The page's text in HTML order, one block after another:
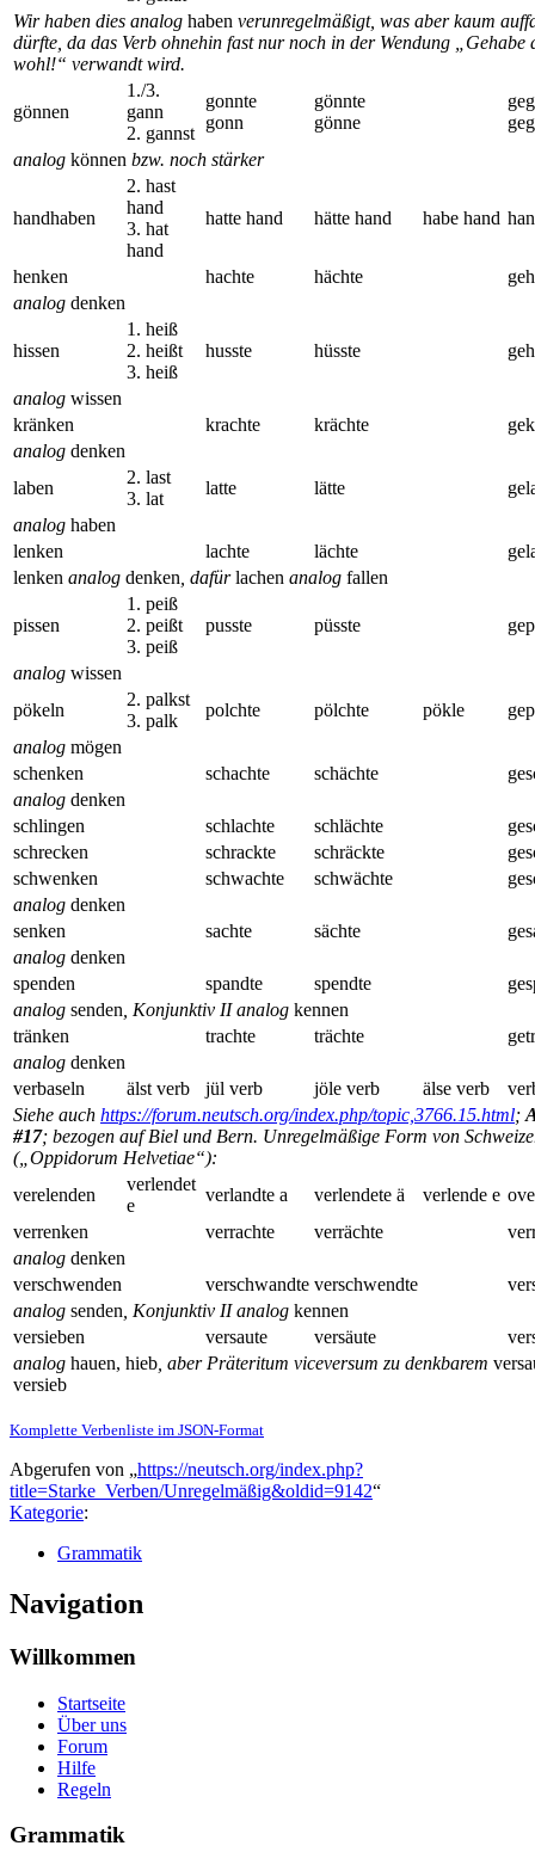
Wir haben dies analog haben verunregelmäßigt, was aber kaum
dürfte, da das Verb ohnehin fast nur noch in der Wendung „Gehabe
wohl!“ verwandt wird.
gönnen
1./3.
gann
2. gannst
gonnte
gonn
gönnte
gönne
analog können bzw. noch stärker
handhaben
2. hast
hand
3. hat
hand
hatte hand hätte hand habe hand
henken hachte hächte
analog denken
hissen
1. heiß
2. heißt
3. heiß
husste hüsste
analog wissen
kränken
krachte krächte
analog denken
laben
2. last
3. lat
latte lätte
analog haben
lenken
lachte lächte
lenken analog denken , dafürlachen analog fallen
pissen
1. peiß
2. peißt
3. peiß
pusste püsste
analog wissen
pökeln
2. palkst
3. palk
polchte pölchte pökle
analog mögen
schenken
schachte schächte
analog denken
schlingen
schlachte schlächte
schrecken
schrackte schräckte
schwenken
schwachte schwächte
analog denken
senken
sachte sächte
analog denken
spenden
spandte spendte
analog senden , Konjunktiv II analog kennen
tränken
trachte trächte
analog denken
verbaseln
älst verb jül verb jöle verb älse verb
Siehe auch https://forum.neutsch.org/index.php/topic,3766.15.html;
#17; bezogen auf Biel und Bern. Unregelmäßige Form von
(„Oppidorum Helvetiae“):
verelenden
verlendet
e
verlandte a verlendete ä verlende e
verrenken
verrachte verrächte
analog denken
verschwenden
verschwandte verschwendte
analog senden , Konjunktiv II analog kennen
versieben
versaute versäute
analog hauen, hieb , aber Präteritum viceversum zu denkbarem
versieb
Komplette Verbenliste im JSON-Format
Abgerufen von „https://neutsch.org/index.php?
title=Starke_Verben/Unregelmäßig&oldid=9142“
Kategorie:
Grammatik
Navigation
Willkommen
Startseite
Über uns
Forum
Hilfe
Regeln
Grammatik